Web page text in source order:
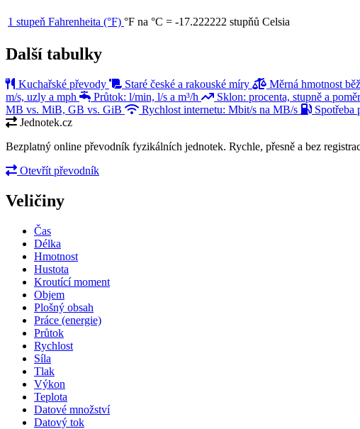
1 stupeň Fahrenheita (°F) °F na °C = -17.222222 stupňů Celsia
Další tabulky
Kuchařské převody Staré české a rakouské míry Měrná hmotnost
m/s, uzly a mph
Průtok: l/min, l/s a m³/h Sklon: procenta, stupně a
MB vs. MiB, GB vs. GiB
Rychlost internetu: Mbit/s na MB/s Spotřeba
Jednotek.cz
Bezplatný online převodník fyzikálních jednotek. Rychle, přesně a bez
Otevřít převodník
Veličiny
Čas
Délka
Hmotnost
Hustota
Kroutící moment
Objem
Plošný obsah
Práce (energie)
Průtok
Rychlost
Síla
Tlak
Výkon
Teplota
Datové množství
Datový tok